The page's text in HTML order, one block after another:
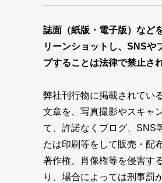
誌面（紙版・電子版）など
リーンショットし、SNSや
プすることは法律で禁止さ
弊社刊行物に掲載されてい
文章を、写真撮影やスキャ
て、許諾なくブログ、SNS
たは印刷等をして販売・配
著作権、肖像権等を侵害す
り、場合によっては刑事罰